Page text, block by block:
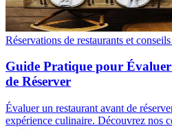
Réservations de restaurants et
Guide Pratique pour
de Réserver
Évaluer un restaurant avant de
expérience culinaire. Découvrez nos